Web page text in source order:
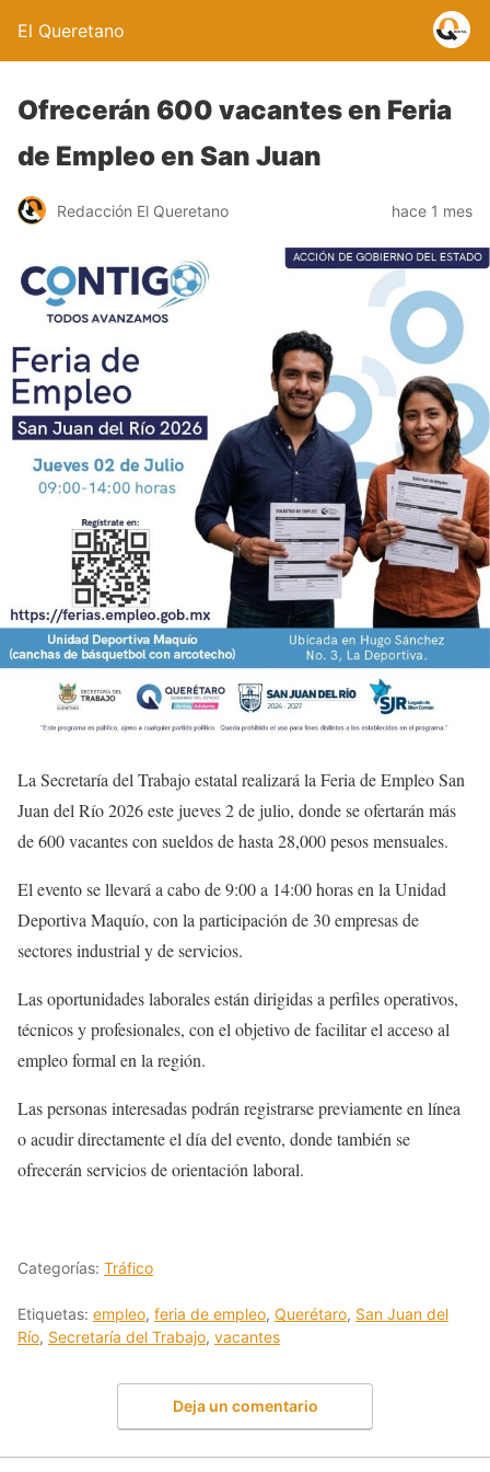
El Queretano
Ofrecerán 600 vacantes en Feria
de Empleo en San Juan
Redacción El Queretano hace 1 mes
La Secretaría del Trabajo estatal realizará la Feria de Empleo San
Juan del Río 2026 este jueves 2 de julio, donde se ofertarán más
de 600 vacantes con sueldos de hasta 28,000 pesos mensuales.
El evento se llevará a cabo de 9:00 a 14:00 horas en la Unidad
Deportiva Maquío, con la participación de 30 empresas de
sectores industrial y de servicios.
Las oportunidades laborales están dirigidas a perfiles operativos,
técnicos y profesionales, con el objetivo de facilitar el acceso al
empleo formal en la región.
Las personas interesadas podrán registrarse previamente en línea
o acudir directamente el día del evento, donde también se
ofrecerán servicios de orientación laboral.
Categorías: Tráfico
Etiquetas: empleo, feria de empleo, Querétaro, San Juan del
Río, Secretaría del Trabajo, vacantes
Deja un comentario